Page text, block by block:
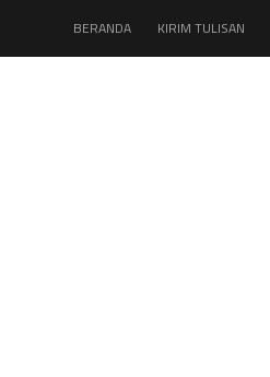
BERANDA KIRIM TULISAN